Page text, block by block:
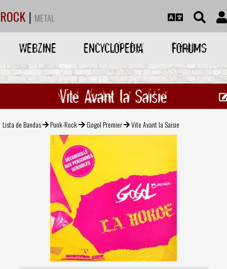
ROCK | METAL
WEBZINE ENCYCLOPEDIA FORUMS
Vite Avant la Saisie
Lista de Bandas Punk-Rock Gogol Premier Vite Avant la Saisie